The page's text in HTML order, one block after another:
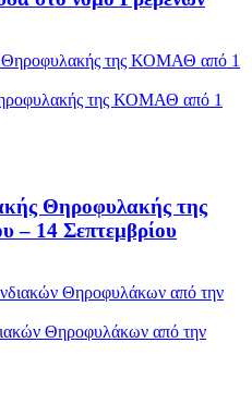
της ΚΟΜΑΘ από 1
Θηροφυλακής της
14 Σεπτεμβρίου
Θηροφυλάκων από την